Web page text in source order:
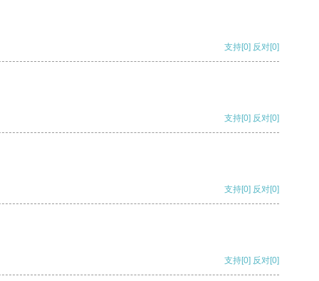
支持[0] 反对[0]
支持[0] 反对[0]
支持[0] 反对[0]
支持[0] 反对[0]